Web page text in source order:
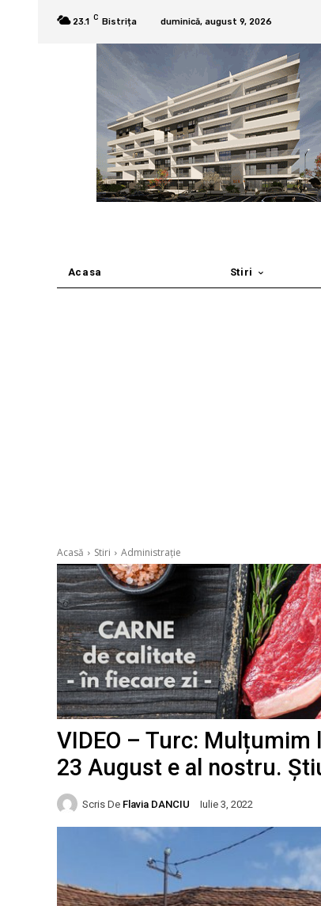
23.1 C Bistrița duminică, august 9, 2026
Acasa Stiri
Acasă Stiri Administrație
VIDEO – Turc: Mulțumim
23 August e al nostru.
Scris De Flavia DANCIU Iulie 3, 2022